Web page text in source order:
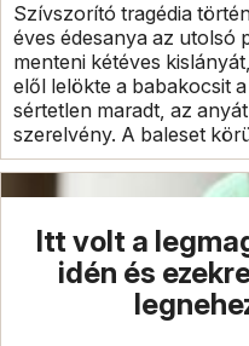
Szívszorító tragédia
éves édesanya az utolsó
menteni kétéves
elől lelökte a babakocsit
sértetlen maradt, az
szerelvény. A baleset
Itt volt a
idén és